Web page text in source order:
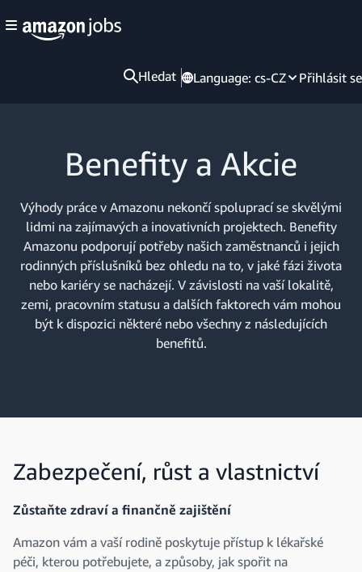
Hledat Language: cs-CZ Přihlásit se
Benefity a Akcie
Výhody práce v Amazonu nekončí spoluprací se skvělými
lidmi na zajímavých a inovativních projektech. Benefity
Amazonu podporují potřeby našich zaměstnanců i jejich
rodinných příslušníků bez ohledu na to, v jaké fázi života
nebo kariéry se nacházejí. V závislosti na vaší lokalitě,
zemi, pracovním statusu a dalších faktorech vám mohou
být k dispozici některé nebo všechny z následujících
benefitů.
Zabezpečení, růst a vlastnictví
Zůstaňte zdraví a finančně zajištění
Amazon vám a vaší rodině poskytuje přístup k lékařské
péči, kterou potřebujete, a způsoby, jak spořit na